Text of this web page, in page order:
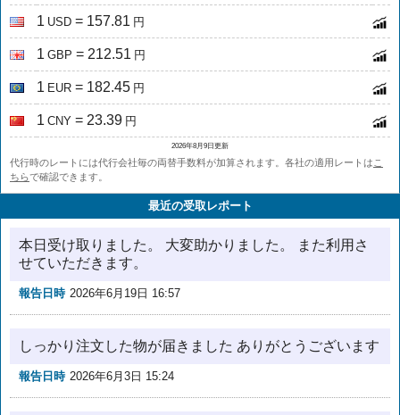
1 USD = 157.81 円
1 GBP = 212.51 円
1 EUR = 182.45 円
1 CNY = 23.39 円
2026年8月9日更新
代行時のレートには代行会社毎の両替手数料が加算されます。各社の適用レートは こ
ちらで確認できます。
最近の受取レポート
本日受け取りました。 大変助かりました。 また利用さ
せていただきます。
報告日時 2026年6月19日 16:57
しっかり注文した物が届きました ありがとうございます
報告日時 2026年6月3日 15:24